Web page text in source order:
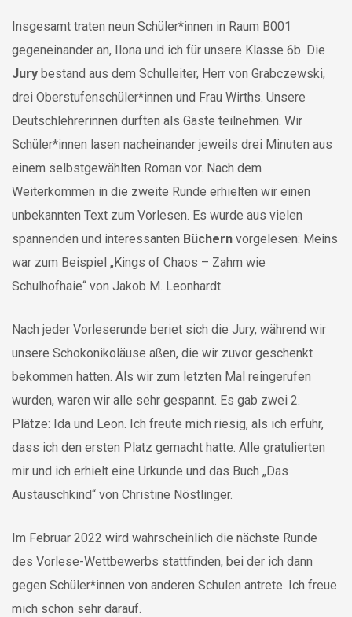
Insgesamt traten neun Schüler*innen in Raum B001
gegeneinander an, Ilona und ich für unsere Klasse 6b. Die
Jury bestand aus dem Schulleiter, Herr von Grabczewski,
drei Oberstufenschüler*innen und Frau Wirths. Unsere
Deutschlehrerinnen durften als Gäste teilnehmen. Wir
Schüler*innen lasen nacheinander jeweils drei Minuten aus
einem selbstgewählten Roman vor. Nach dem
Weiterkommen in die zweite Runde erhielten wir einen
unbekannten Text zum Vorlesen. Es wurde aus vielen
spannenden und interessanten Büchern vorgelesen: Meins
war zum Beispiel „Kings of Chaos – Zahm wie
Schulhofhaie“ von Jakob M. Leonhardt.
Nach jeder Vorleserunde beriet sich die Jury, während wir
unsere Schokonikoläuse aßen, die wir zuvor geschenkt
bekommen hatten. Als wir zum letzten Mal reingerufen
wurden, waren wir alle sehr gespannt. Es gab zwei 2.
Plätze: Ida und Leon. Ich freute mich riesig, als ich erfuhr,
dass ich den ersten Platz gemacht hatte. Alle gratulierten
mir und ich erhielt eine Urkunde und das Buch „Das
Austauschkind“ von Christine Nöstlinger.
Im Februar 2022 wird wahrscheinlich die nächste Runde
des Vorlese-Wettbewerbs stattfinden, bei der ich dann
gegen Schüler*innen von anderen Schulen antrete. Ich freue
mich schon sehr darauf.